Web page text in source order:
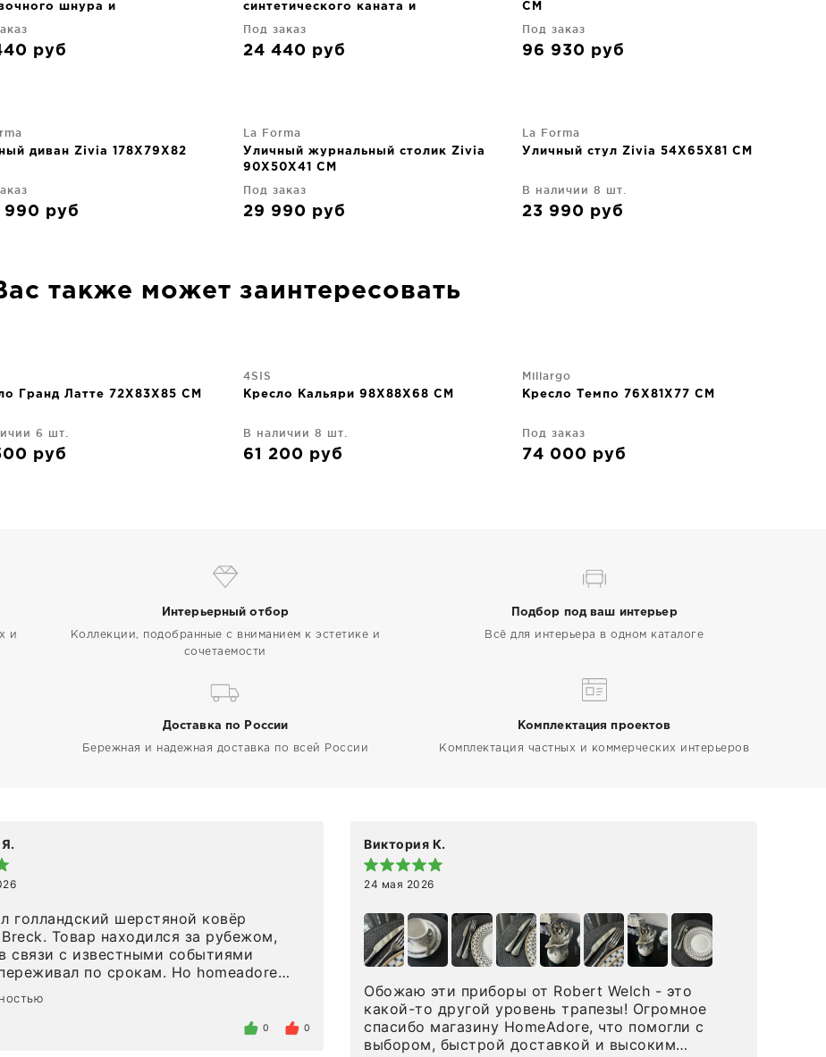
шнура и
руб
синтетического каната и
Под заказ
24 440 руб
CM
Под заказ
96 930 руб
диван Zivia 178X79X82
990 руб
La Forma
Уличный журнальный столик Zivia
90X50X41 CM
Под заказ
29 990 руб
La Forma
Уличный стул Zivia 54X65X81 CM
В наличии 8 шт.
23 990 руб
также может заинтересовать
Гранд Латте 72X83X85 CM
6 шт.
руб
4SIS
Кресло Кальяри 98X88X68 CM
В наличии 8 шт.
61 200 руб
Millargo
Кресло Темпо 76X81X77 CM
Под заказ
74 000 руб
и
Интерьерный отбор
Коллекции, подобранные с вниманием к эстетике и
сочетаемости
Подбор под ваш интерьер
Всё для интерьера в одном каталоге
Доставка по России
Бережная и надежная доставка по всей России
Комплектация проектов
Комплектация частных и коммерческих интерьеров
голландский шерстяной ковёр
Товар находился за рубежом,
связи с известными событиями
по срокам. Но homeadore
в определенное в договоре
Отдельно хочу отметить
0 0
Виктория К.
24 мая 2026
Обожаю эти приборы от Robert Welch - это
какой-то другой уровень трапезы! Огромное
спасибо магазину HomeAdore, что помогли с
выбором, быстрой доставкой и высоким